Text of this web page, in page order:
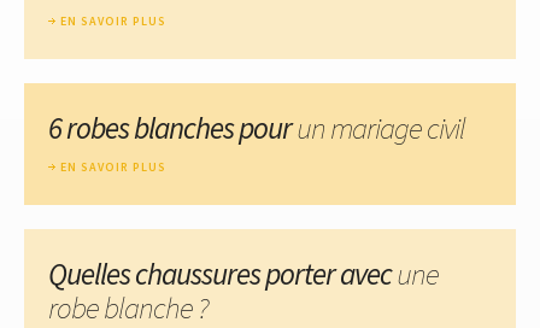
EN SAVOIR PLUS
6 robes blanches pourun mariage civil
EN SAVOIR PLUS
Quelles chaussures porter avecune
robe blanche ?